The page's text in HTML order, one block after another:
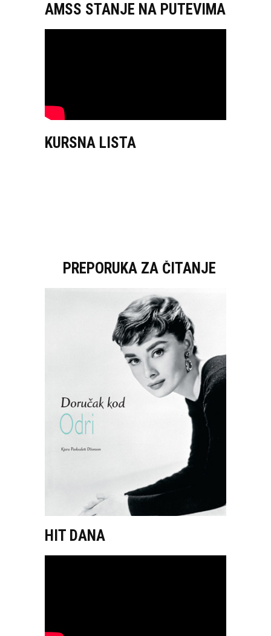
AMSS STANJE NA PUTEVIMA
KURSNA LISTA
PREPORUKA ZA ČITANJE
HIT DANA